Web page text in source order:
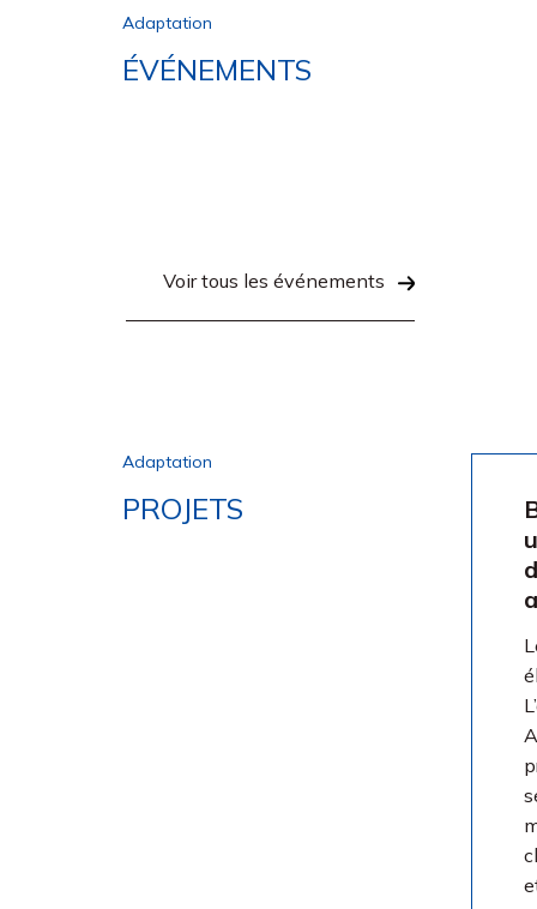
Adaptation
ÉVÉNEMENTS
Voir tous les événements
Adaptation
PROJETS